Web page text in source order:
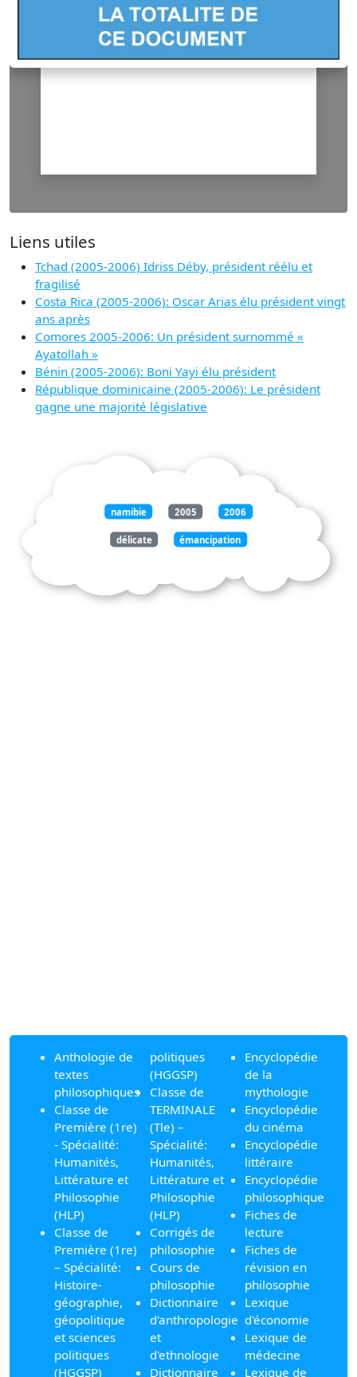
Liens utiles
Tchad (2005-2006) Idriss Déby, président réélu et
fragilisé
Costa Rica (2005-2006): Oscar Arias élu président vingt
ans après
Comores 2005-2006: Un président surnommé «
Ayatollah »
Bénin (2005-2006): Boni Yayi élu président
République dominicaine (2005-2006): Le président
gagne une majorité législative
namibie 2005 2006
délicate émancipation
Anthologie de
textes
philosophiques
Classe de
Première (1re)
- Spécialité:
Humanités,
Littérature et
Philosophie
(HLP)
Classe de
Première (1re)
– Spécialité:
Histoire-
géographie,
géopolitique
et sciences
politiques
(HGGSP)
politiques
(HGGSP)
Classe de
TERMINALE
(Tle) –
Spécialité:
Humanités,
Littérature et
Philosophie
(HLP)
Corrigés de
philosophie
Cours de
philosophie
Dictionnaire
d'anthropologie
et
d'ethnologie
Dictionnaire
Encyclopédie
de la
mythologie
Encyclopédie
du cinéma
Encyclopédie
littéraire
Encyclopédie
philosophique
Fiches de
lecture
Fiches de
révision en
philosophie
Lexique
d'économie
Lexique de
médecine
Lexique de